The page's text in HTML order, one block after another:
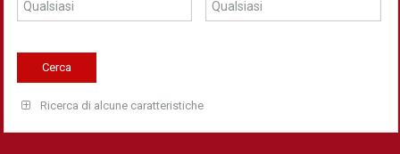
Ricerca di alcune caratteristiche